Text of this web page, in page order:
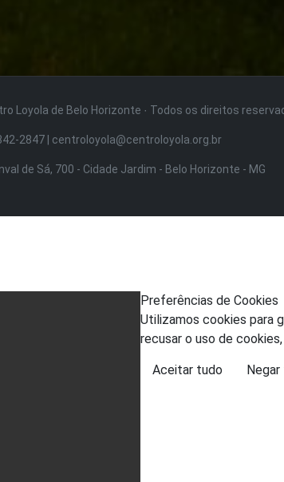
Loyola de Belo Horizonte · Todos os direitos
2847 | centroloyola@centroloyola.org.br
de Sá, 700 - Cidade Jardim - Belo Horizonte - MG
Preferências de Cookies
Utilizamos cookies para
recusar o uso de
Aceitar tudo